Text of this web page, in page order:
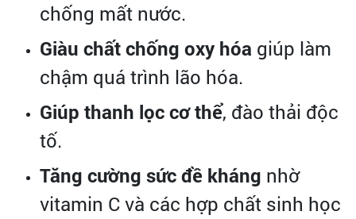
chống mất nước.
Giàu chất chống oxy hóa giúp làm
chậm quá trình lão hóa.
Giúp thanh lọc cơ thể, đào thải độc
tố.
Tăng cường sức đề kháng nhờ
vitamin C và các hợp chất sinh học